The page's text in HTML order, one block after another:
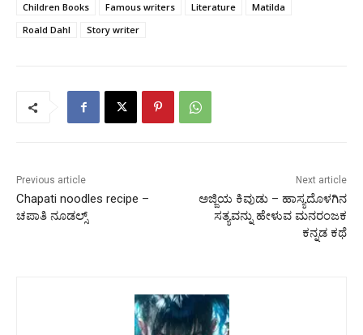
Children Books
Famous writers Literature
Matilda
Roald Dahl
Story writer
Previous article
Chapati noodles recipe –
ಚಪಾತಿ ನೂಡಲ್ಸ್
Next article
ಅಜ್ಜಿಯ ಕಿವುಡು – ಹಾಸ್ಯದೊಳಗಿನ
ಸತ್ಯವನ್ನು ಹೇಳುವ ಮನರಂಜಕ
ಕನ್ನಡ ಕಥೆ